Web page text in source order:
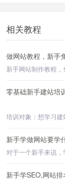
相关教程
做网站教程，新手
零基础新手建站培
新手学做网站要学
新手学SEO,网站